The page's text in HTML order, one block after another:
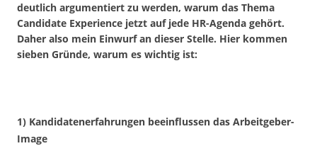
deutlich argumentiert zu werden, warum das Thema
Candidate Experience jetzt auf jede HR-Agenda gehört.
Daher also mein Einwurf an dieser Stelle. Hier kommen
sieben Gründe, warum es wichtig ist:
1) Kandidatenerfahrungen beeinflussen das Arbeitgeber-
Image